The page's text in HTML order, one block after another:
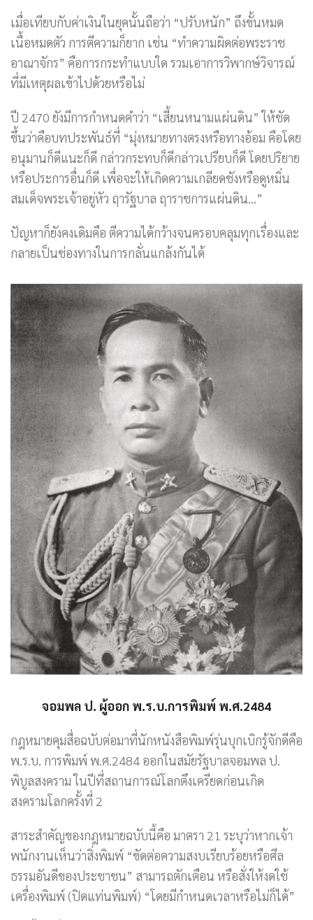
เมื่อเทียบกับค่าเงินในยุคนั้นถือว่า “ปรับหนัก” ถึงขั้นหมด
เนื้อหมดตัว การตีความก็ยาก เช่น “ทำความผิดต่อพระราช
อาณาจักร” คือการกระทำแบบใด รวมเอาการวิพากษ์วิจารณ์
ที่มีเหตุผลเข้าไปด้วยหรือไม่
ปี 2470 ยังมีการกำหนดคำว่า “เสี้ยนหนามแผ่นดิน” ให้ชัด
ขึ้นว่าคือบทประพันธ์ที่ “มุ่งหมายทางตรงหรือทางอ้อม คือโดย
อนุมานก็ดีแนะก็ดี กล่าวกระทบก็ดีกล่าวเปรียบก็ดี โดยปริยาย
หรือประการอื่นก็ดี เพื่อจะให้เกิดความเกลียดชังหรือดูหมิ่น
สมเด็จพระเจ้าอยู่หัว ฤารัฐบาล ฤาราชการแผ่นดิน…”
ปัญหาก็ยังคงเดิมคือ ตีความได้กว้างจนครอบคลุมทุกเรื่องและ
กลายเป็นช่องทางในการกลั่นแกล้งกันได้
จอมพล ป. ผู้ออก พ.ร.บ.การพิมพ์ พ.ศ.2484
กฎหมายคุมสื่อฉบับต่อมาที่นักหนังสือพิมพ์รุ่นบุกเบิกรู้จักดีคือ
พ.ร.บ. การพิมพ์ พ.ศ.2484 ออกในสมัยรัฐบาลจอมพล ป.
พิบูลสงคราม ในปีที่สถานการณ์โลกตึงเครียดก่อนเกิด
สงครามโลกครั้งที่ 2
สาระสำคัญของกฎหมายฉบับนี้คือ มาตรา 21 ระบุว่าหากเจ้า
พนักงานเห็นว่าสิ่งพิมพ์ “ขัดต่อความสงบเรียบร้อยหรือศีล
ธรรมอันดีของประชาชน” สามารถตักเตือน หรือสั่งให้งดใช้
เครื่องพิมพ์ (ปิดแท่นพิมพ์) “โดยมีกำหนดเวลาหรือไม่ก็ได้”